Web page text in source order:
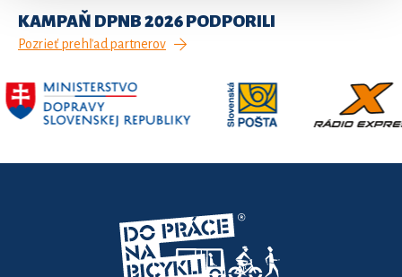
KAMPAŇ DPNB 2026 PODPORILI
Pozrieť prehľad partnerov